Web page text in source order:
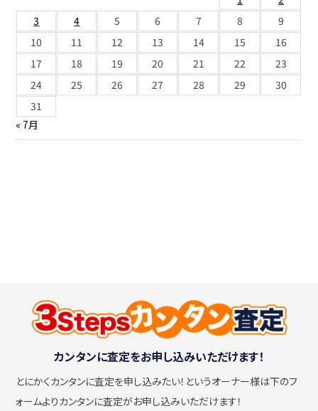
3
4 5 6 7 8
9
10
11 12 13 14 15
16
17
18 19 20 21 22
23
24
25 26 27 28 29
30
31
« 7月
カンタンに査定をお申し込みいただけます！
とにかくカンタンに査定を申し込みたい！ というオーナー様は下のフ
ォームよりカンタンに査定がお申し込みいただけます！